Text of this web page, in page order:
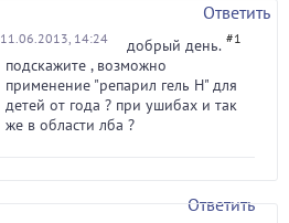
Ответить
11.06.2013, 14:24 #1
добрый день.
подскажите , возможно
применение "репарил гель Н" для
детей от года ? при ушибах и так
же в области лба ?
Ответить